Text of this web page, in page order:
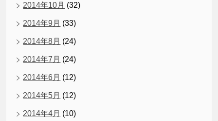
2014年10月 (32)
2014年9月 (33)
2014年8月 (24)
2014年7月 (24)
2014年6月 (12)
2014年5月 (12)
2014年4月 (10)